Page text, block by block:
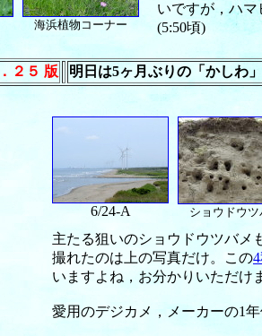
海浜植物コーナー
いですが，ハマ
(5:50頃)
２５ 版 明日は5ヶ月ぶりの「かしわ
6/24-A ショウドウツ
主たる狙いのショウドウツバメ
撮れたのは上の写真だけ。この
いますよね，お分かりいただけ
愛用のデジカメ，メーカーの1